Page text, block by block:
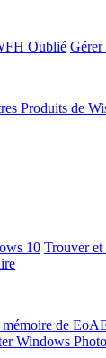
Oublié Gérer
Produits de
10 Trouver et
de
Windows